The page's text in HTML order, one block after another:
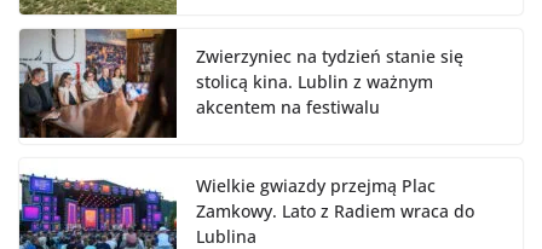
Zwierzyniec na tydzień stanie się
stolicą kina. Lublin z ważnym
akcentem na festiwalu
Wielkie gwiazdy przejmą Plac
Zamkowy. Lato z Radiem wraca do
Lublina